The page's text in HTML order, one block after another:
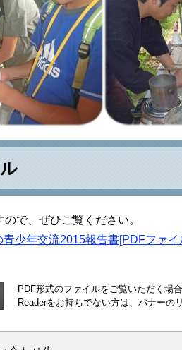
で、ぜひご覧ください。
少年交流2015報告書[PDFファイ
PDF形式のファイルをご覧いただく場
Readerをお持ちでない方は、バナーの